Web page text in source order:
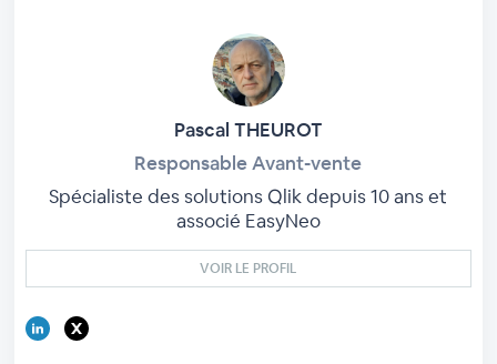
Pascal THEUROT
Responsable Avant-vente
Spécialiste des solutions Qlik depuis 10 ans et
associé EasyNeo
VOIR LE PROFIL